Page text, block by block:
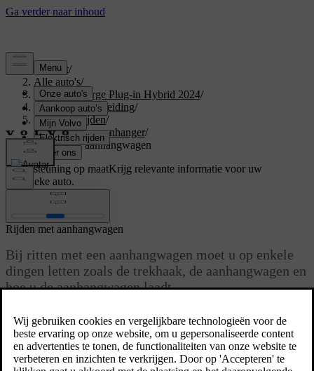
Support/
Alle auto's/
XC40 Recharge Plug-in Hybrid 2024/
Gebruikershandleiding/
Starten en rijden/
Trekhaak en aanhanger/
Rijden met aanhangwagen
Ondersteuning op maatKrijg relevante informatie voor uw
specifieke auto.
Rijden met aanhangwagen
Bij ritten met een aanhangwagen moet u op enkele
dingen letten zoals de trekhaak, de aanhangwagen en
hoe u de aanhangwagen laadt.
Het laadvermogen is afhankelijk van het rijklaar gewicht van de
auto. Het laadvermogen dient te worden verminderd met de som van
het gewicht van eventuele inzittenden en dat van gemonteerde
accessoires, zoals een trekhaak.